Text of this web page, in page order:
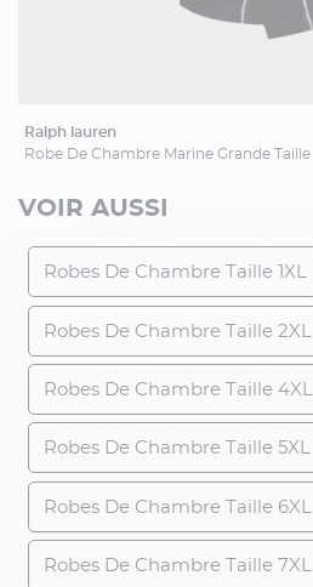
ralph lauren
Robe De Chambre Marine Grande Taille
VOIR AUSSI
Robes De Chambre Taille 1XL
Robes De Chambre Taille 2XL
Robes De Chambre Taille 4XL
Robes De Chambre Taille 5XL
Robes De Chambre Taille 6XL
Robes De Chambre Taille 7XL